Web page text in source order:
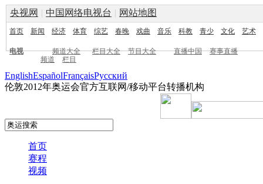
央视网 | 中国网络电视台 | 网站地图
首页 新闻 经济 体育 综艺 春晚 戏曲 音乐 科教 青少 文化 艺术
电视 频道大全 栏目大全 节目大全 直播中国
赛事直播
频道
栏目
EnglishEspañolFrançaisPусский
伦敦2012年奥运会官方互联网/移动平台转播机构
首页
赛程
视频